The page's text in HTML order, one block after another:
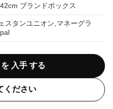
ブランドボックス
スタンユニオン,マネーグラ
入手 する
ください